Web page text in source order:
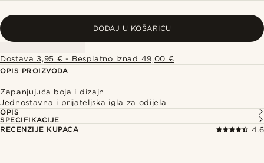
DODAJ U KOŠARICU
Dostava 3,95 € - Besplatno iznad 49,00 €
OPIS PROIZVODA
Zapanjujuća boja i dizajn
Jednostavna i prijateljska igla za odijela
OPIS
SPECIFIKACIJE
RECENZIJE KUPACA
4.6